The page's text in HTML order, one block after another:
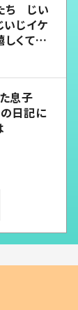
ち じい
いじイケ
しくて可
息子
日記に